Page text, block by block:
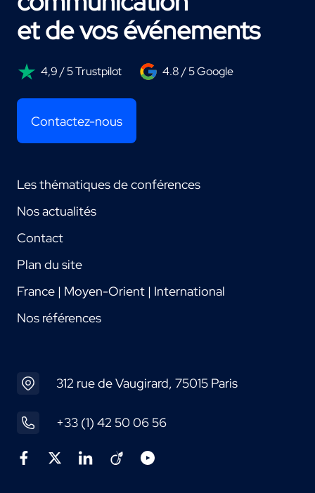
et de vos événements
4,9 / 5 Trustpilot 4.8 / 5 Google
Contactez-nous
Les thématiques de conférences
Nos actualités
Contact
Plan du site
France | Moyen-Orient | International
Nos références
312 rue de Vaugirard, 75015 Paris
+33 (1) 42 50 06 56